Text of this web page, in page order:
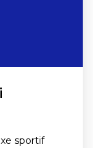
sportif